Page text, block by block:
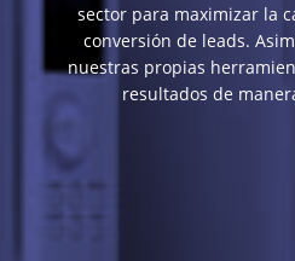
sector para maximizar la
conversión de leads.
nuestras propias
resultados de